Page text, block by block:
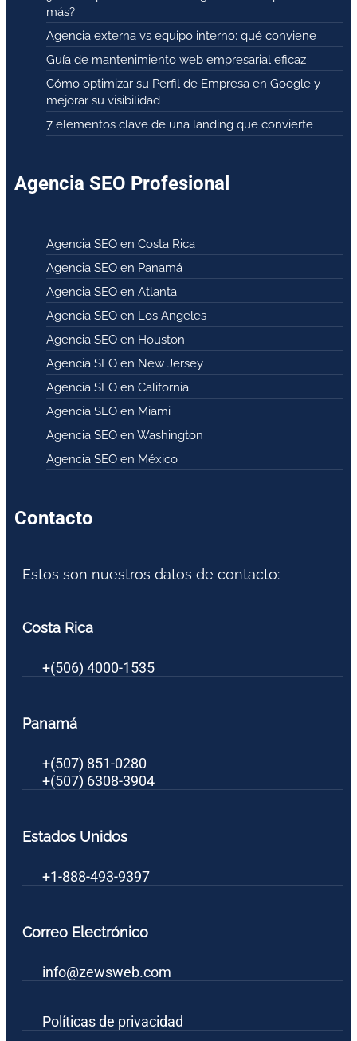
más?
Agencia externa vs equipo interno: qué conviene
Guía de mantenimiento web empresarial eficaz
Cómo optimizar su Perfil de Empresa en Google y
mejorar su visibilidad
7 elementos clave de una landing que convierte
Agencia SEO Profesional
Agencia SEO en Costa Rica
Agencia SEO en Panamá
Agencia SEO en Atlanta
Agencia SEO en Los Angeles
Agencia SEO en Houston
Agencia SEO en New Jersey
Agencia SEO en California
Agencia SEO en Miami
Agencia SEO en Washington
Agencia SEO en México
Contacto
Estos son nuestros datos de contacto:
Costa Rica
+(506) 4000-1535
Panamá
+(507) 851-0280
+(507) 6308-3904
Estados Unidos
+1-888-493-9397
Correo Electrónico
info@zewsweb.com
Políticas de privacidad